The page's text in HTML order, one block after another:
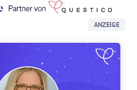
ANZEIGE